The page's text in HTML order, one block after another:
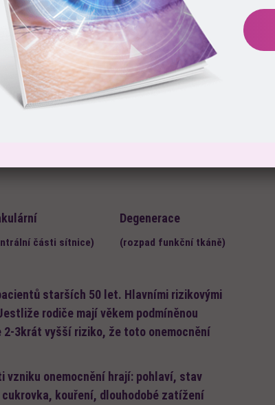
let. Nemá žádné varovné příznaky a
vyrovnávat počáteční ztrátu
(např. rohy domů, oken, značení na
činnostem (čtení, psaní)
části sítnice)
Degenerace
(rozpad funkční tkáně)
starších 50 let. Hlavními rizikovými
rodiče mají věkem podmíněnou
2-3krát vyšší riziko, že toto onemocnění
vzniku onemocnění hrají: pohlaví, stav
kouření, dlouhodobé zatížení